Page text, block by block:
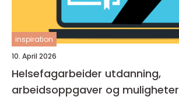
inspiration
10. April 2026
Helsefagarbeider utdanning,
arbeidsoppgaver og muligheter